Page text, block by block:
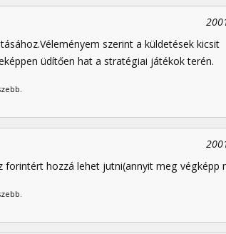
szerint a küldetések kicsit
üdítően hat a stratégiai játékok terén.
forintért hozzá lehet jutni(annyit meg végképp